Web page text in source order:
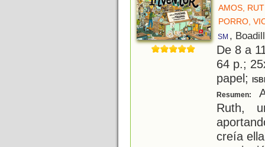
AMOS,
PORRO,
SM ,
De 8 a
64 p.;
papel;
Resumen:
Ruth,
creía